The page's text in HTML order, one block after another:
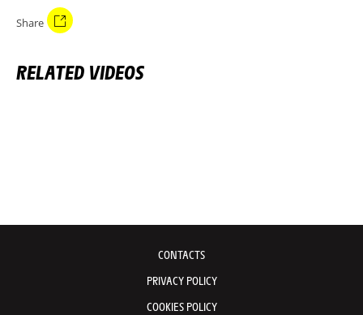
Share
RELATED VIDEOS
CONTACTS
PRIVACY POLICY
COOKIES POLICY